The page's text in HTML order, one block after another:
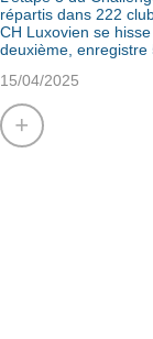
répartis dans 222
CH Luxovien se
deuxième, enregistre
15/04/2025
+